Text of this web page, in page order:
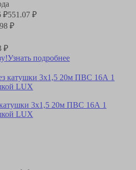
₽551.07 ₽
₽
₽
Узнать подробнее
3х1,5 20м ПВС 16А 1
LUX